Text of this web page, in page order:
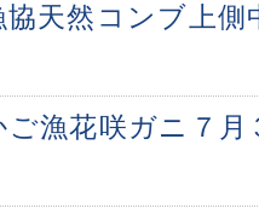
協天然コンブ上側
ご漁花咲ガニ７